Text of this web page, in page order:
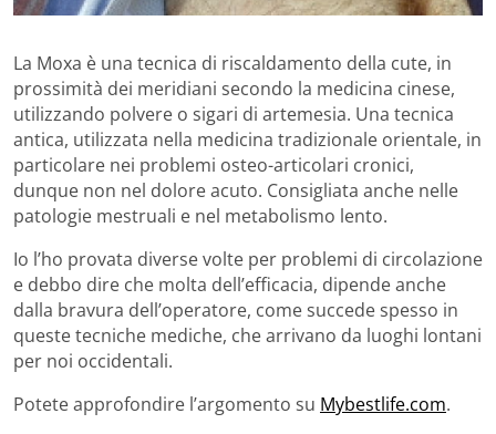
La Moxa è una tecnica di riscaldamento della cute, in
prossimità dei meridiani secondo la medicina cinese,
utilizzando polvere o sigari di artemesia. Una tecnica
antica, utilizzata nella medicina tradizionale orientale, in
particolare nei problemi osteo-articolari cronici,
dunque non nel dolore acuto. Consigliata anche nelle
patologie mestruali e nel metabolismo lento.
Io l’ho provata diverse volte per problemi di circolazione
e debbo dire che molta dell’efficacia, dipende anche
dalla bravura dell’operatore, come succede spesso in
queste tecniche mediche, che arrivano da luoghi lontani
per noi occidentali.
Potete approfondire l’argomento su Mybestlife.com.